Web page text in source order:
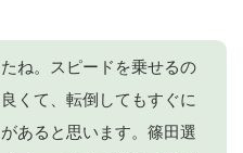
ね。スピードを乗せるの
くて、転倒してもすぐに
あると思います。篠田選